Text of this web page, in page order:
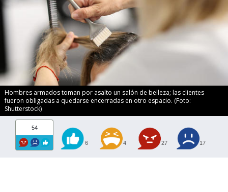
Hombres armados toman por asalto un salón de belleza; las clientes
fueron obligadas a quedarse encerradas en otro espacio. (Foto:
Shutterstock)
54
6 4 27 17